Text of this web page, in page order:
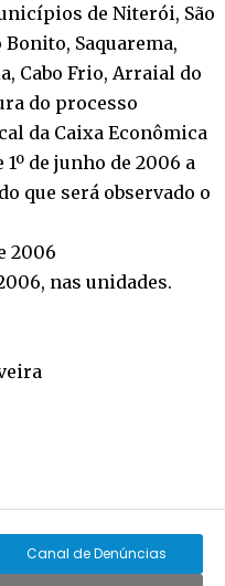
de Niterói, São
Saquarema,
Cabo Frio, Arraial do
do processo
da Caixa Econômica
de junho de 2006 a
que será observado o
2006
nas unidades.
Canal de Denúncias